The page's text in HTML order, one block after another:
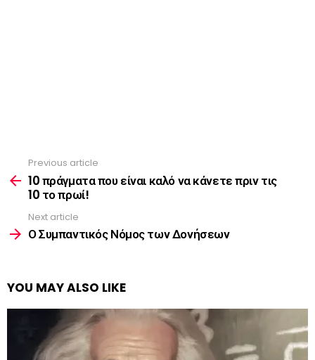
more
Previous article
10 πράγματα που είναι καλό να κάνετε πριν τις
10 το πρωί!
Next article
Ο Συμπαντικός Νόμος των Δονήσεων
YOU MAY ALSO LIKE